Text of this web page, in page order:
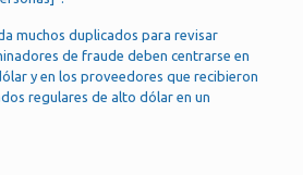
muchos duplicados para revisar
de fraude deben centrarse en
y en los proveedores que recibieron
regulares de alto dólar en un